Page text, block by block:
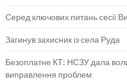
Серед ключових питань сесії
Загинув захисник із села Руда
Безоплатне КТ: НСЗУ дала
виправлення проблем